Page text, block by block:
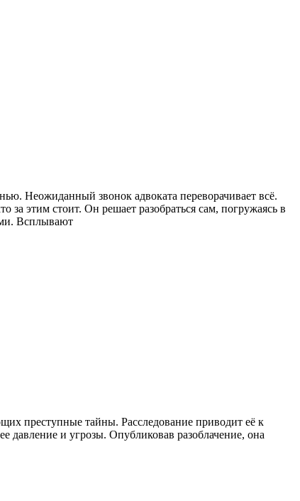
Неожиданный звонок адвоката переворачивает всё.
этим стоит. Он решает разобраться сам, погружаясь в
Всплывают
преступные тайны. Расследование приводит её к
и угрозы. Опубликовав разоблачение, она